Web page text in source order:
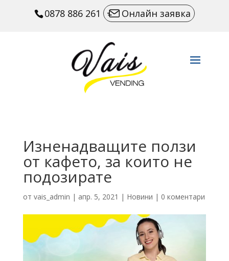
0878 886 261 Онлайн заявка
Изненадващите ползи
от кафето, за които не
подозирате
от vais_admin | апр. 5, 2021 | Новини | 0 коментари